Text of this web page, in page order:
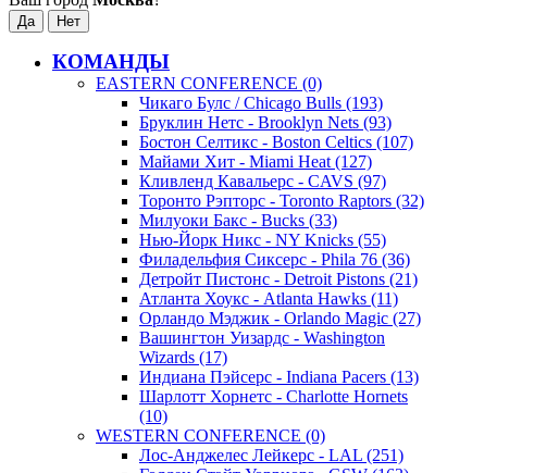
КОМАНДЫ
EASTERN CONFERENCE (0)
Чикаго Булс / Chicago Bulls (193)
Бруклин Нетс - Brooklyn Nets (93)
Бостон Селтикс - Boston Celtics (107)
Майами Хит - Miami Heat (127)
Кливленд Кавальерс - CAVS (97)
Торонто Рэпторс - Toronto Raptors (32)
Милуоки Бакс - Bucks (33)
Нью-Йорк Никс - NY Knicks (55)
Филадельфия Сиксерс - Phila 76 (36)
Детройт Пистонс - Detroit Pistons (21)
Атланта Хоукс - Atlanta Hawks (11)
Орландо Мэджик - Orlando Magic (27)
Вашингтон Уизардс - Washington
Wizards (17)
Индиана Пэйсерс - Indiana Pacers (13)
Шарлотт Хорнетс - Charlotte Hornets
(10)
WESTERN CONFERENCE (0)
Лос-Анджелес Лейкерс - LAL (251)